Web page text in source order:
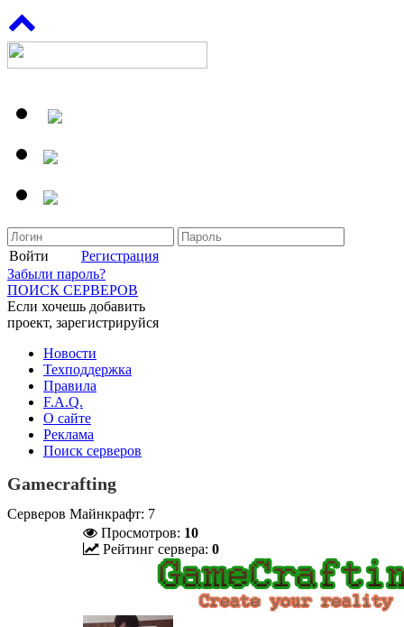
Войти
Регистрация
Забыли пароль?
ПОИСК СЕРВЕРОВ
Если хочешь добавить
проект, зарегистрируйся
Новости
Техподдержка
Правила
F.A.Q.
О сайте
Реклама
Поиск серверов
Gamecrafting
Серверов Майнкрафт: 7
Просмотров: 10
Рейтинг сервера: 0